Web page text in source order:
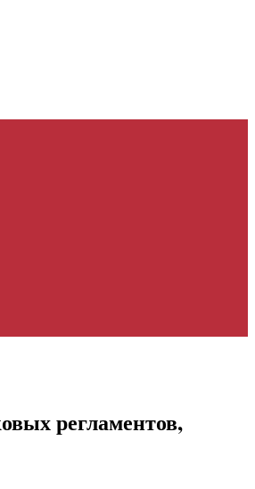
регламентов,